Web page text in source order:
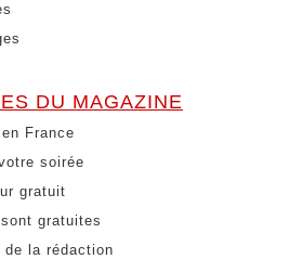
DU MAGAZINE
France
soirée
gratuit
gratuites
de la rédaction